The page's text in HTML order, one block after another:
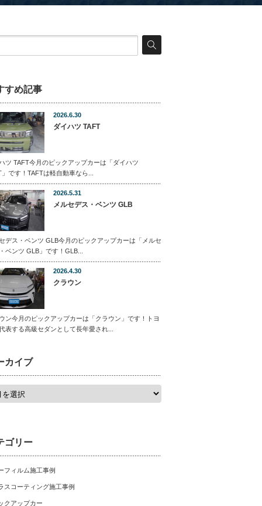
すめ記事
2026.6.30
ダイハツ TAFT
ツ TAFT今月のピックアップカーは「ダイハツ
」です！TAFTは軽自動車なら...
2026.5.31
メルセデス・ベンツ GLB
デス・ベンツ GLB今月のピックアップカーは「メルセ
ベンツ GLB」です！GLB...
2026.4.30
クラウン
ン今月のピックアップカーは「クラウン」です！トヨ
表する高級セダンとして長年愛され...
カイブ
ゴリー
フィルム施工事例
スコーティング施工事例
クアップカー